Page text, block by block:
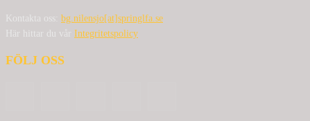
Kontakta oss: bg.nilensjo[at]springlfa.se
Här hittar du vår Integritetspolicy
FÖLJ OSS